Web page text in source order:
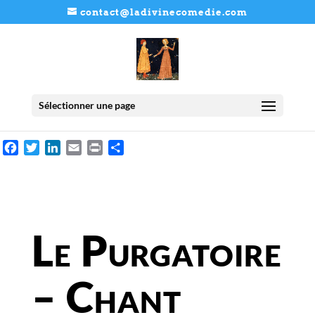
contact@ladivinecomedie.com
Sélectionner une page
Facebook
TwitterLinkedIn
EmailPrint
Le Purgatoire
– Chant